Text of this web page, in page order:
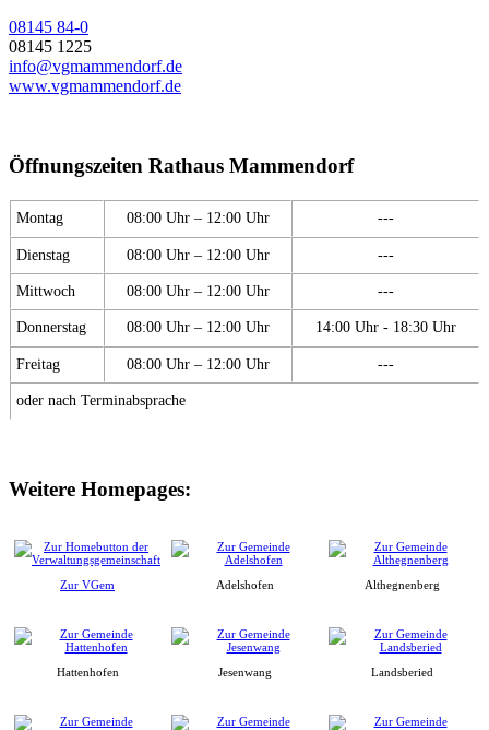
08145 84-0
08145 1225
info@vgmammendorf.de
www.vgmammendorf.de
Öffnungszeiten Rathaus Mammendorf
Montag 08:00 Uhr – 12:00 Uhr ---
Dienstag 08:00 Uhr – 12:00 Uhr ---
Mittwoch 08:00 Uhr – 12:00 Uhr ---
Donnerstag 08:00 Uhr – 12:00 Uhr 14:00 Uhr - 18:30 Uhr
Freitag 08:00 Uhr – 12:00 Uhr ---
oder nach Terminabsprache
Weitere Homepages:
Zur VGem Adelshofen Althegnenberg
Hattenhofen Jesenwang Landsberied